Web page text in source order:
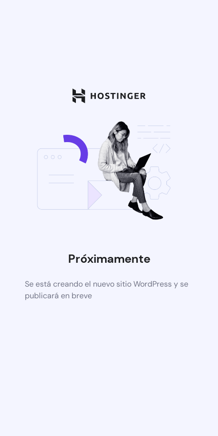
Próximamente
Se está creando el nuevo sitio WordPress y se
publicará en breve